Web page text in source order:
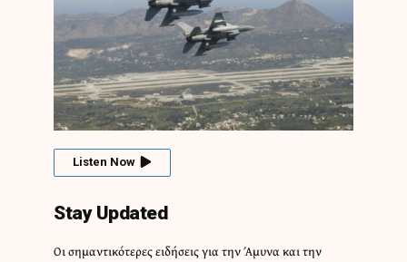
Listen Now
Stay Updated
Οι σημαντικότερες ειδήσεις για την Άμυνα και την